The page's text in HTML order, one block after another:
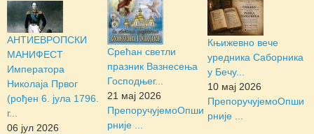
АНТИЕВРОПСКИ
МАНИФЕСТ
Императора
Николаја Првог
(рођен 6. јула 1796.
г...
06 јул 2026
Срећан светли
празник Вазнесења
Господњег...
21 мај 2026
ПрепоручујемоОпши
рније ...
Књижевно вече
уредника Саборника
у Бечу...
10 мај 2026
ПрепоручујемоОпши
рније ...